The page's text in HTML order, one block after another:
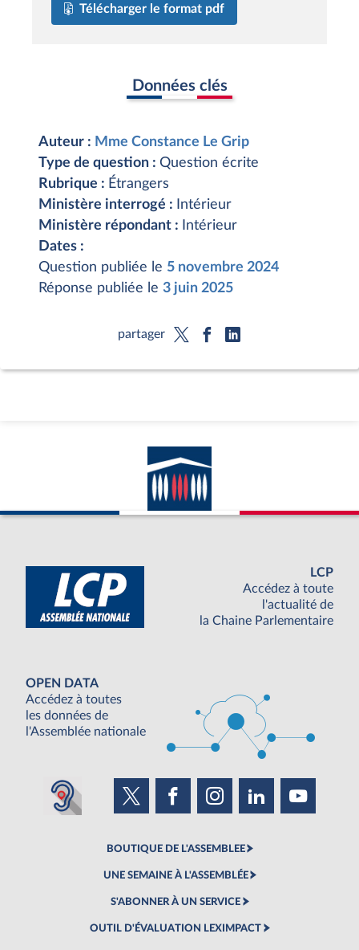
Télécharger le format pdf
Données clés
Auteur : Mme Constance Le Grip
Type de question : Question écrite
Rubrique : Étrangers
Ministère interrogé :
Intérieur
Ministère répondant :
Intérieur
Dates :
Question publiée le 5 novembre 2024
Réponse publiée le 3 juin 2025
partager
LCP
Accédez à toute
l'actualité de
la Chaine Parlementaire
OPEN DATA
Accédez à toutes
les données de
l'Assemblée nationale
BOUTIQUE DE L'ASSEMBLEE
UNE SEMAINE À L'ASSEMBLÉE
S'ABONNER À UN SERVICE
OUTIL D'ÉVALUATION LEXIMPACT